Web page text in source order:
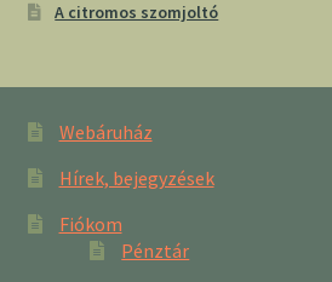
A citromos szomjoltó
Webáruház
Hírek, bejegyzések
Fiókom
Pénztár